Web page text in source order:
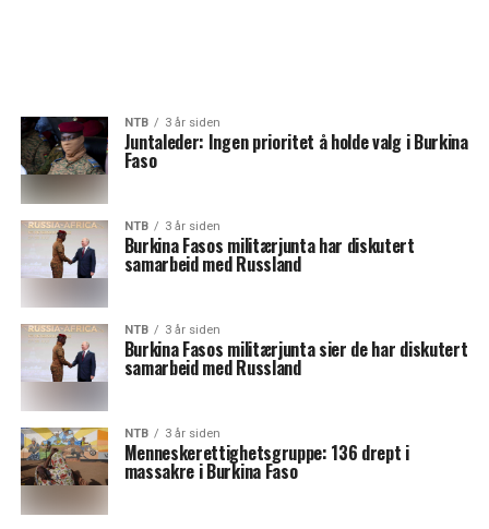
NTB 3 år siden
Juntaleder: Ingen prioritet å holde valg i Burkina
Faso
NTB 3 år siden
Burkina Fasos militærjunta har diskutert
samarbeid med Russland
NTB 3 år siden
Burkina Fasos militærjunta sier de har diskutert
samarbeid med Russland
NTB 3 år siden
Menneskerettighetsgruppe: 136 drept i
massakre i Burkina Faso